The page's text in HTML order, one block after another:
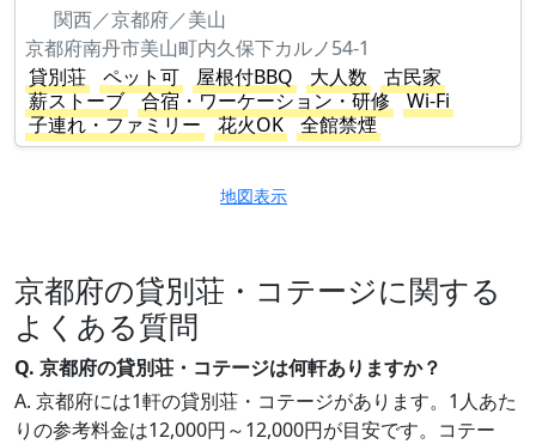
関西／京都府／美山
京都府南丹市美山町内久保下カルノ54-1
貸別荘
ペット可 屋根付BBQ 大人数
古民家
薪ストーブ
合宿・ワーケーション・研修
Wi-Fi
子連れ・ファミリー
花火OK 全館禁煙
地図表示
京都府の貸別荘・コテージに関する
よくある質問
Q. 京都府の貸別荘・コテージは何軒ありますか？
A. 京都府には1軒の貸別荘・コテージがあります。1人あた
りの参考料金は12,000円～12,000円が目安です。コテー